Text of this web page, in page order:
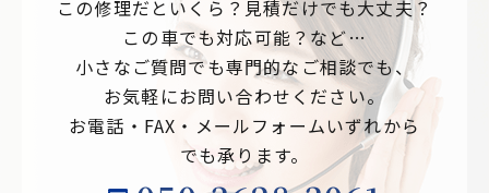
この修理だといくら？見積だけでも大丈夫？
この車でも対応可能？など…
小さなご質問でも専門的なご相談でも、
お気軽にお問い合わせください。
お電話・FAX・メールフォームいずれから
でも承ります。